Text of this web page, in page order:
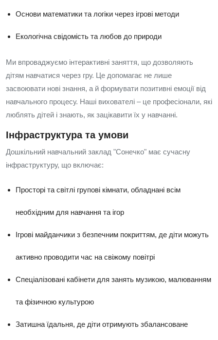
Основи математики та логіки через ігрові методи
Екологічна свідомість та любов до природи
Ми впроваджуємо інтерактивні заняття, що дозволяють
дітям навчатися через гру. Це допомагає не лише
засвоювати нові знання, а й формувати позитивні емоції від
навчального процесу. Наші вихователі – це професіонали, які
люблять дітей і знають, як зацікавити їх у навчанні.
Інфраструктура та умови
Дошкільний навчальний заклад "Сонечко" має сучасну
інфраструктуру, що включає:
Просторі та світлі групові кімнати, обладнані всім
необхідним для навчання та ігор
Ігрові майданчики з безпечним покриттям, де діти можуть
активно проводити час на свіжому повітрі
Спеціалізовані кабінети для занять музикою, малюванням
та фізичною культурою
Затишна їдальня, де діти отримують збалансоване